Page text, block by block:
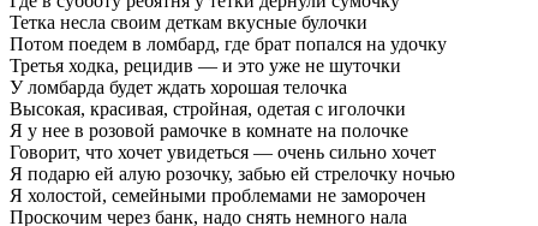
Тетка несла своим деткам вкусные булочки
Потом поедем в ломбард, где брат попался на удочку
Третья ходка, рецидив — и это уже не шуточки
У ломбарда будет ждать хорошая телочка
Высокая, красивая, стройная, одетая с иголочки
Я у нее в розовой рамочке в комнате на полочке
Говорит, что хочет увидеться — очень сильно хочет
Я подарю ей алую розочку, забью ей стрелочку ночью
Я холостой, семейными проблемами не заморочен
Проскочим через банк, надо снять немного нала